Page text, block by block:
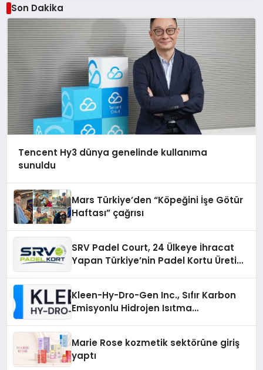
Son Dakika
Tencent Hy3 dünya genelinde kullanıma
sunuldu
Mars Türkiye’den “Köpeğini İşe Götür
Haftası” çağrısı
SRV Padel Court, 24 Ülkeye İhracat
Yapan Türkiye’nin Padel Kortu Üretim
Kleen-Hy-Dro-Gen Inc., Sıfır Karbon
Emisyonlu Hidrojen Isıtma
Marie Rose kozmetik sektörüne giriş
yaptı